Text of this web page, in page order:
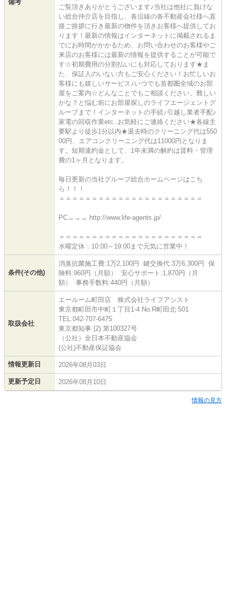
備考
ご覧頂きありがとうございます♪当社は他社に負けな
い総合仲介店を目指し、各沿線の各不動産会社様へ直
接ご挨拶に行き最新の物件を頂きお客様へ提供してお
ります！最新の情報はインターネットに掲載されるま
でにお時間がかかるため、お問い合わせのお客様やご
来店のお客様には最新の情報を提供することが可能で
す☆初期費用の分割払いにも対応しております★ま
た、保証人のいない方もご安心ください！お忙しいお
客様にも嬉しいサービス♪いつでも首都圏全域のお部
屋をご案内☆どんなことでもご相談ください。難しい
かな？と悩む前にお部屋探しのライフエージェントグ
ループまで！インターネットの手続♪引越し業者手配♪
家電の回収作業etc..お気軽にご連絡ください★各線主
要駅より徒歩1分以内★退去時のクリーニング代は550
00円、エアコンクリーニング代は11000円となりま
す。短期違約金として、1年未満の解約は賃料・管理
費の1ヶ月となります。
毎日更新の当社グループ総合ホームページはこち
ら！！！
＝＝＝＝＝＝＝＝＝＝＝＝＝＝＝＝＝＝＝＝＝＝
PC→→→ http://www.life-agents.jp/
＝＝＝＝＝＝＝＝＝＝＝＝＝＝＝＝＝＝＝＝＝＝
水曜定休：10:00～19:00まで元気に営業中！
条件(その他)
消臭抗菌施工費:1万2,100円 鍵交換代:3万6,300円 保
険料:960円（月額） 安心サポート:1,870円（月
額） 事務手数料:440円（月額）
取扱会社
エールーム町田店 株式会社ライフアシスト
東京都町田市中町１丁目1-4 No.R町田北 501
TEL:042-707-6475
東京都知事 (2) 第100327号
（公社）全日本不動産協会
(公社)不動産保証協会
情報更新日 2026年08月03日
更新予定日 2026年08月10日
情報の見方